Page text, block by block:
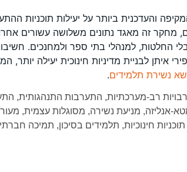
והעדכנית ביותר על יעילות תוכניות
מחקר זה מאגד נתונים משלושה עשורים
החלטות, למנהלי בתי ספר ולמחנכים.
לבניית מדיניות חינוכית יעילה
נשירת תלמידים. ‏
רב-מערכתיות, התערבות התנהגותית,
אנליזה, מניעת נשירה, מסוגלות עצמית,
תוכניות חינוכיות, תלמידים בסיכון, תמיכה